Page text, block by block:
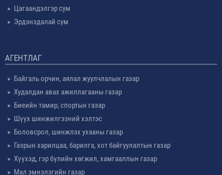
Цагаандэлгэр сум
Эрдэнэдалай сум
АГЕНТЛАГ
Байгаль орчин, аялал жуулчлалын газар
Худалдан авах ажиллагааны газар
Биеийн тамир, спортын газар
Шүүх шинжилгээний хэлтэс
Боловсрол, шинжлэх ухааны газар
Газрын харилцаа, барилга, хот байгуулалтын газар
Хүүхэд, гэр бүлийн хөгжил, хамгааллын газар
Мал эмнэлэгийн газар